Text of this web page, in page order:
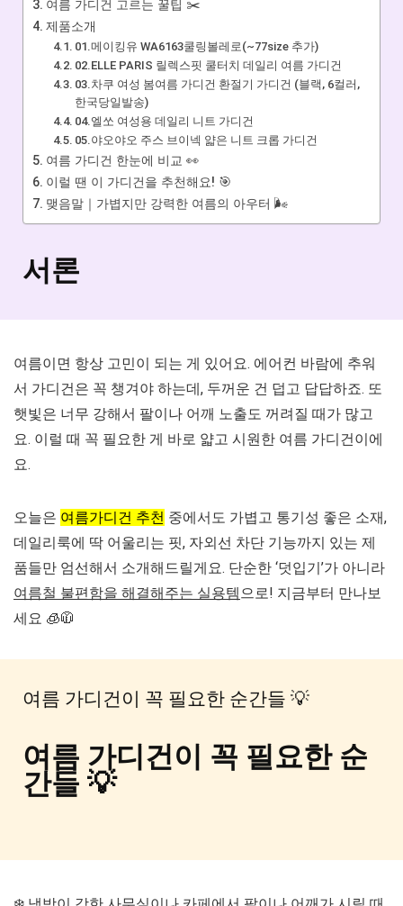
여름 가디건 고르는 꿀팁 ✂️
제품소개
01.메이킹유 WA6163쿨링볼레로(~77size 추가)
02.ELLE PARIS 릴렉스핏 쿨터치 데일리 여름 가디건
03.차쿠 여성 봄여름 가디건 환절기 가디건 (블랙, 6컬러,
한국당일발송)
04.엘쏘 여성용 데일리 니트 가디건
05.야오야오 주스 브이넥 얇은 니트 크롭 가디건
여름 가디건 한눈에 비교 👀
이럴 땐 이 가디건을 추천해요! 🎯
맺음말｜가볍지만 강력한 여름의 아우터 🌬️
서론
여름이면 항상 고민이 되는 게 있어요. 에어컨 바람에 추워
서 가디건은 꼭 챙겨야 하는데, 두꺼운 건 덥고 답답하죠. 또
햇빛은 너무 강해서 팔이나 어깨 노출도 꺼려질 때가 많고
요. 이럴 때 꼭 필요한 게 바로 얇고 시원한 여름 가디건이에
요.
오늘은 여름가디건 추천 중에서도 가볍고 통기성 좋은 소재,
데일리룩에 딱 어울리는 핏, 자외선 차단 기능까지 있는 제
품들만 엄선해서 소개해드릴게요. 단순한 ‘덧입기’가 아니라
여름철 불편함을 해결해주는 실용템으로! 지금부터 만나보
세요 🧊🧥
여름 가디건이 꼭 필요한 순간들 💡
여름 가디건이 꼭 필요한 순
간들 💡